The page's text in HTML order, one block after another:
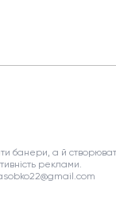
банери, а й
реклами.